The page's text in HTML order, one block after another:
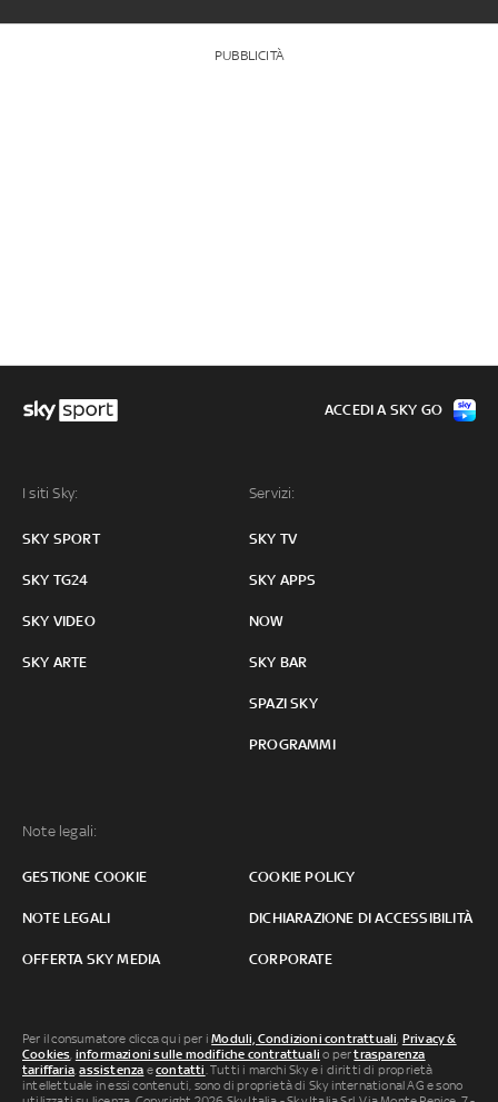
PUBBLICITÀ
I siti Sky:
SKY SPORT
SKY TG24
SKY VIDEO
SKY ARTE
Servizi:
SKY TV
SKY APPS
NOW
SKY BAR
SPAZI SKY
PROGRAMMI
Note legali:
GESTIONE COOKIE COOKIE POLICY
NOTE LEGALI DICHIARAZIONE DI ACCESSIBILITÀ
OFFERTA SKY MEDIA CORPORATE
ACCEDI A SKY GO
Per il consumatore clicca qui per iModuli, Condizioni contrattuali, Privacy &
Cookies, informazioni sulle modifiche contrattuali o pertrasparenza
tariffaria,assistenza econtatti. Tutti i marchi Sky e i diritti di proprietà
intellettuale in essi contenuti, sono di proprietà di Sky international AG e sono